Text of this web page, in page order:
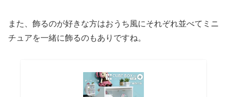
また、飾るのが好きな方はおうち風にそれぞれ並べてミニ
チュアを一緒に飾るのもありですね。